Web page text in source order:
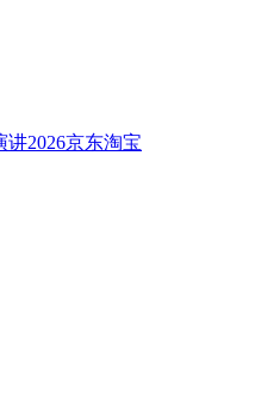
讲2026京东淘宝